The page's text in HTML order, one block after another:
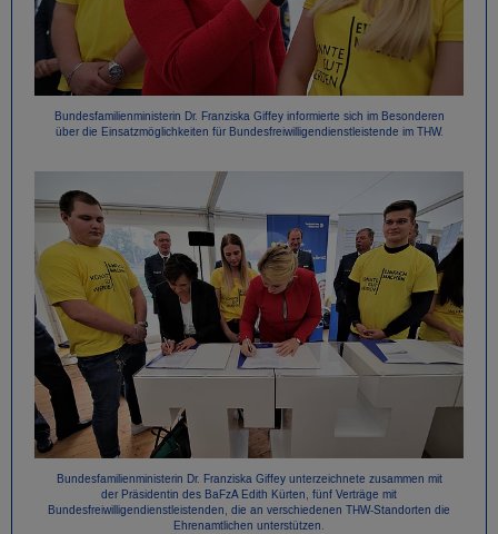
Bundesfamilienministerin Dr. Franziska Giffey informierte sich im Besonderen
über die Einsatzmöglichkeiten für Bundesfreiwilligendienstleistende im THW.
Bundesfamilienministerin Dr. Franziska Giffey unterzeichnete zusammen mit
der Präsidentin des BaFzA Edith Kürten, fünf Verträge mit
Bundesfreiwilligendienstleistenden, die an verschiedenen THW-Standorten die
Ehrenamtlichen unterstützen.